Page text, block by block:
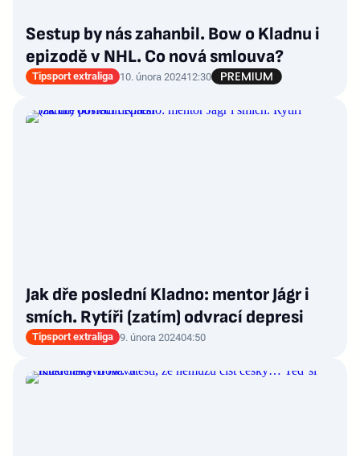
Sestup by nás zahanbil. Bow o Kladnu i
epizodě v NHL. Co nová smlouva?
Tipsport extraliga 10. února 202412:30
Jak dře poslední Kladno: mentor Jágr i
smích. Rytíři (zatím) odvrací depresi
Tipsport extraliga 9. února 202404:50